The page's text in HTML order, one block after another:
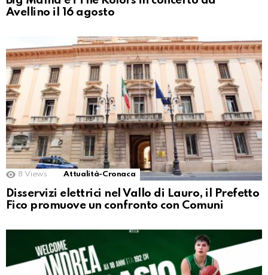
Avellino il 16 agosto
8 Views Attualità-Cronaca
Disservizi elettrici nel Vallo di Lauro, il Prefetto
Fico promuove un confronto con Comuni